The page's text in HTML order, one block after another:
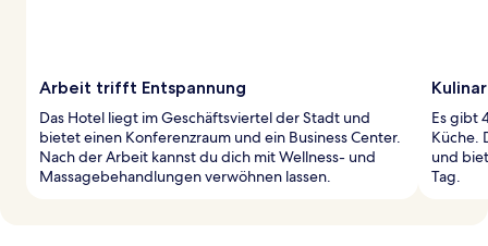
Arbeit trifft Entspannung
Das Hotel liegt im Geschäftsviertel der Stadt und
bietet einen Konferenzraum und ein Business Center.
Nach der Arbeit kannst du dich mit Wellness- und
Massagebehandlungen verwöhnen lassen.
Es gibt
Küche.
und
Tag.